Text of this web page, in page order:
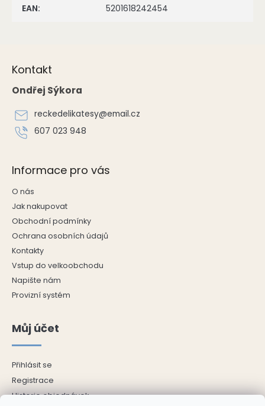
EAN: 5201618242454
Kontakt
Ondřej Sýkora
reckedelikatesy@email.cz
607 023 948
Informace pro vás
O nás
Jak nakupovat
Obchodní podmínky
Ochrana osobních údajů
Kontakty
Vstup do velkoobchodu
Napište nám
Provizní systém
Můj účet
Přihlásit se
Registrace
Historie objednávek